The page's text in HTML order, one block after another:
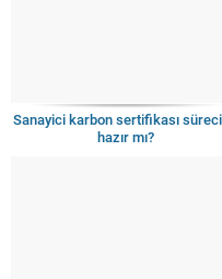
Sanayici karbon sertifikası
hazır mı?